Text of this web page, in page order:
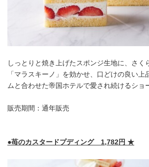
しっとりと焼き上げたスポンジ生地に、さく
「マラスキーノ」を効かせ、口どけの良い上
ムと合わせた帝国ホテルで愛され続けるショ
販売期間：通年販売
●苺のカスタードプディング 1,782 円 ★